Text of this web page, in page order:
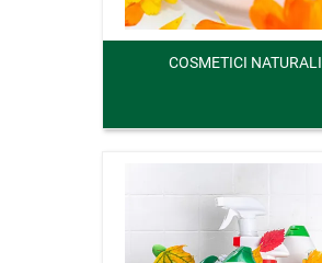
COSMETICI NATURALI